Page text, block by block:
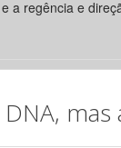
a regência e
mas